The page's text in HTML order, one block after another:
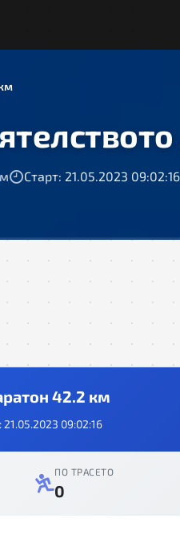
Старт: 21.05.2023 09:02:16
42.2 км
21.05.2023 09:02:16
ПО ТРАСЕТО
0